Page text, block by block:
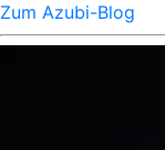
Zum Azubi-Blog